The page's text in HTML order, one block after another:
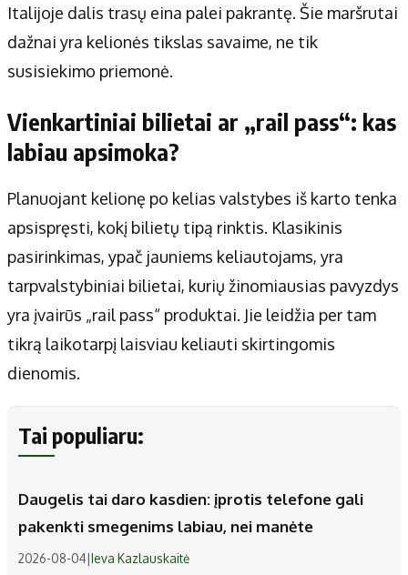
Italijoje dalis trasų eina palei pakrantę. Šie maršrutai
dažnai yra kelionės tikslas savaime, ne tik
susisiekimo priemonė.
Vienkartiniai bilietai ar „rail pass“: kas
labiau apsimoka?
Planuojant kelionę po kelias valstybes iš karto tenka
apsispręsti, kokį bilietų tipą rinktis. Klasikinis
pasirinkimas, ypač jauniems keliautojams, yra
tarpvalstybiniai bilietai, kurių žinomiausias pavyzdys
yra įvairūs „rail pass“ produktai. Jie leidžia per tam
tikrą laikotarpį laisviau keliauti skirtingomis
dienomis.
Tai populiaru:
Daugelis tai daro kasdien: įprotis telefone gali
pakenkti smegenims labiau, nei manėte
2026-08-04|Ieva Kazlauskaitė